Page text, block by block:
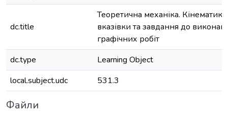
dc.title
Теоретична механіка.
вказівки та завдання до
графічних робіт
dc.type
Learning Object
local.subject.udc
531.3
Файли